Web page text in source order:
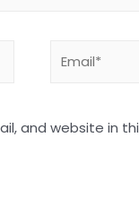
and website in